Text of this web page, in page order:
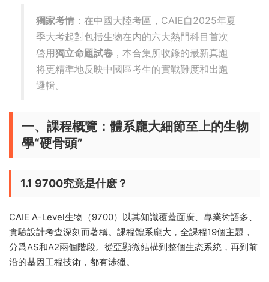
獨家考情 ：在中國大陸考區，CAIE自2025年夏
季大考起對包括生物在内的六大熱門科目首次
啓用獨立命題試卷 ，本合集所收錄的最新真題
将更精準地反映中國區考生的實戰難度和出題
邏輯。
一、課程概覽：體系龐大細節至上的生物
學“硬骨頭”
1.1 9700究竟是什麽？
CAIE A-Level生物（9700）以其知識覆蓋面廣、專業術語多、
實驗設計考查深刻而著稱。課程體系龐大，全課程19個主題，
分爲AS和A2兩個階段。從亞顯微結構到整個生态系統，再到前
沿的基因工程技術，都有涉獵。